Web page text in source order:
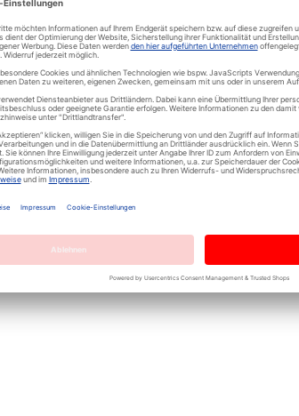
Mehr Informationen
3fach, waagerecht
von der kristallinen Glätte des Gardases.
eignet sich so auch perfekt für Hotels, Cafés
installiert werden kann und zwei
Dimmer.
Farben erhältlich: klassisches Weiß,